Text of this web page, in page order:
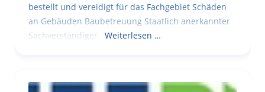
bestellt und vereidigt für das Fachgebiet Schäden
an Gebäuden Baubetreuung Staatlich anerkannter
Sachverständiger
Weiterlesen …